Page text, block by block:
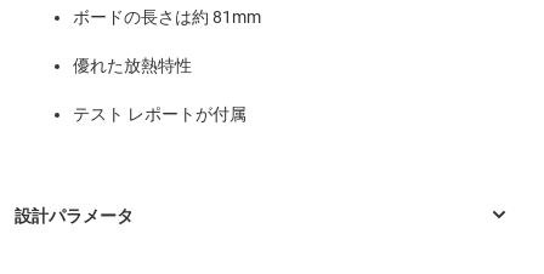
ボードの長さは約 81mm
優れた放熱特性
テスト レポートが付属